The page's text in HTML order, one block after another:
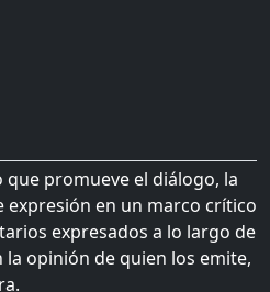
que promueve el diálogo, la
expresión en un marco crítico
expresados a lo largo de
opinión de quien los emite,